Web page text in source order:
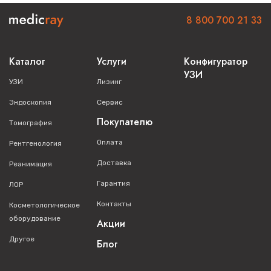
гелями
Где приобрести
можете в нашем интернет-магазине. Мы предлагаем
официальную гарантию производителя. Для получения
консультации или оформления заказа звоните по телефону
8 800 700 21 33
. Наши специалисты помогут вам подобрать
Каталог
УЗИ
Эндоскопия
Томография
Рентгенология
Реанимация
ЛОР
Косметологическое
оборудование
Другое
Услуги
Лизинг
Сервис
Покупателю
Оплата
Доставка
Гарантия
Контакты
Акции
Блог
Конфигуратор
УЗИ
8 800 700 21 33